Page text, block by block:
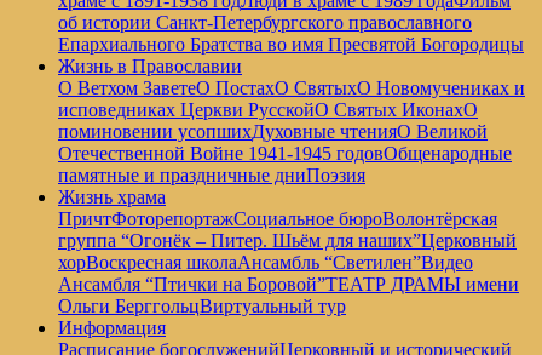
об истории Санкт-Петербургского православного
Епархиального Братства во имя Пресвятой Богородицы
Жизнь в Православии
О Ветхом ЗаветеО ПостахО СвятыхО Новомучениках и
исповедниках Церкви РусскойО Святых ИконахО
поминовении усопшихДуховные чтенияО Великой
Отечественной Войне 1941-1945 годовОбщенародные
памятные и праздничные дниПоэзия
Жизнь храма
ПричтФоторепортажСоциальное бюроВолонтёрская
группа “Огонёк – Питер. Шьём для наших”Церковный
хорВоскресная школаАнсамбль “Светилен”Видео
Ансамбля “Птички на Боровой”ТЕАТР ДРАМЫ имени
Ольги БерггольцВиртуальный тур
Информация
Расписание богослуженийЦерковный и исторический